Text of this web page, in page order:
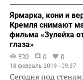
Ярмарка, кони и
Кремля снимают
фильма «Зулейха
глаза»
520
0 0
18 февраль 2019 - 09:37
Сегодня под